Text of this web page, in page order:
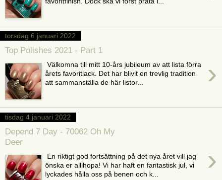
torsdag 6 januari 2022
Top Polishes 2021 - Part 1
›
Välkomna till mitt 10-års jubileum av att lista förra
årets favoritlack. Det har blivit en trevlig tradition
att sammanställa de här listor...
tisdag 4 januari 2022
Depend 7 Day - 70062 Oh My
Deer
›
En riktigt god fortsättning på det nya året vill jag
önska er allihopa! Vi har haft en fantastisk jul, vi
lyckades hålla oss på benen och k...